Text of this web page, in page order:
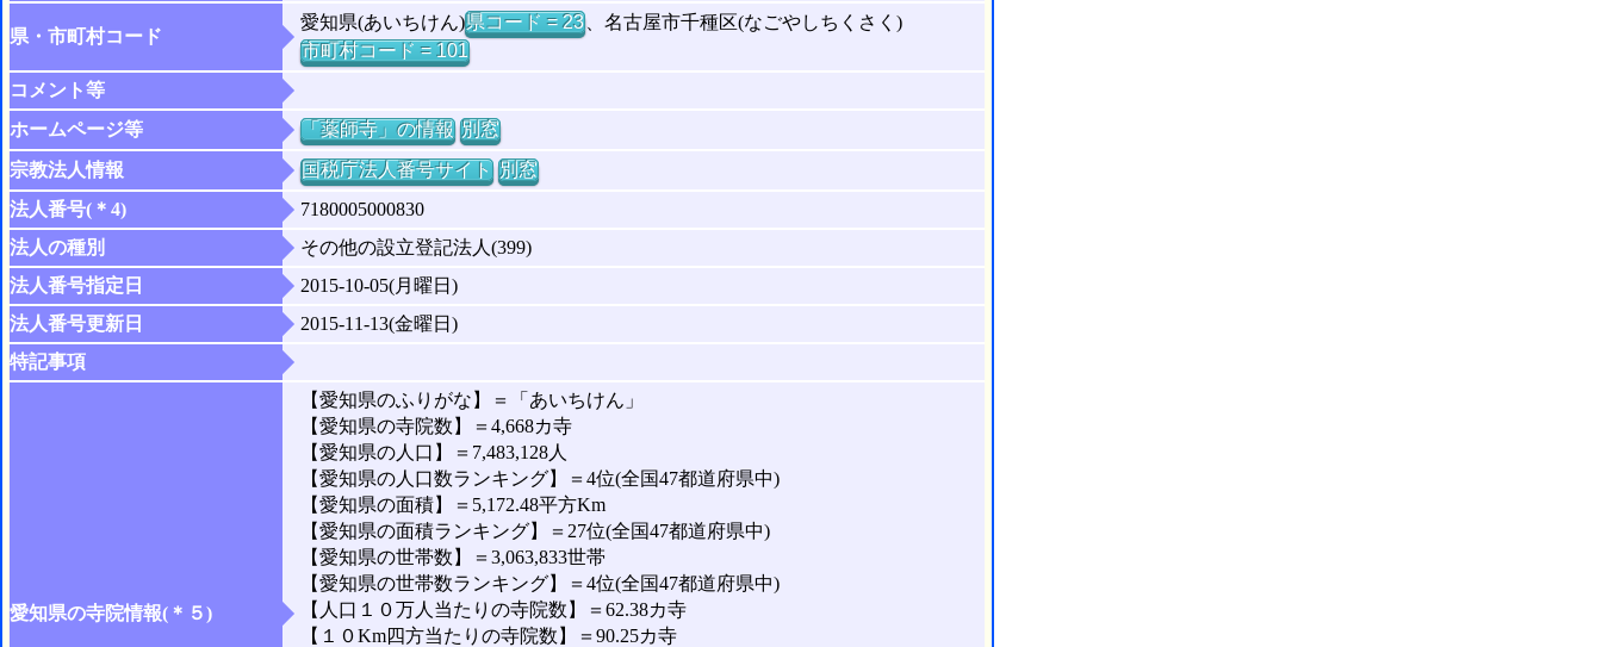
県・市町村コード
愛知県(あいちけん)県コード = 23、名古屋市千種区(なごやしちくさく)
市町村コード = 101
コメント等
ホームページ等
「薬師寺」の情報 別窓
宗教法人情報
国税庁法人番号サイト 別窓
法人番号(＊4)
7180005000830
法人の種別
その他の設立登記法人(399)
法人番号指定日
2015-10-05(月曜日)
法人番号更新日
2015-11-13(金曜日)
特記事項
愛知県の寺院情報(＊５)
【愛知県のふりがな】＝「あいちけん」
【愛知県の寺院数】＝4,668カ寺
【愛知県の人口】＝7,483,128人
【愛知県の人口数ランキング】＝4位(全国47都道府県中)
【愛知県の面積】＝5,172.48平方Km
【愛知県の面積ランキング】＝27位(全国47都道府県中)
【愛知県の世帯数】＝3,063,833世帯
【愛知県の世帯数ランキング】＝4位(全国47都道府県中)
【人口１０万人当たりの寺院数】＝62.38カ寺
【１０Km四方当たりの寺院数】＝90.25カ寺